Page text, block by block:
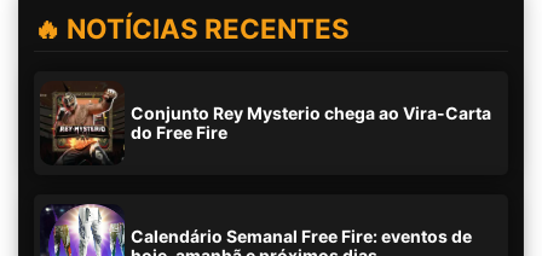
🔥 NOTÍCIAS RECENTES
Conjunto Rey Mysterio chega ao Vira-Carta
do Free Fire
Calendário Semanal Free Fire: eventos de